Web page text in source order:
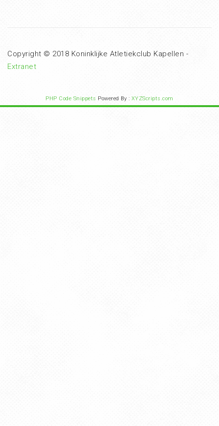
Copyright © 2018 Koninklijke Atletiekclub Kapellen -
Extranet
PHP Code Snippets Powered By : XYZScripts.com